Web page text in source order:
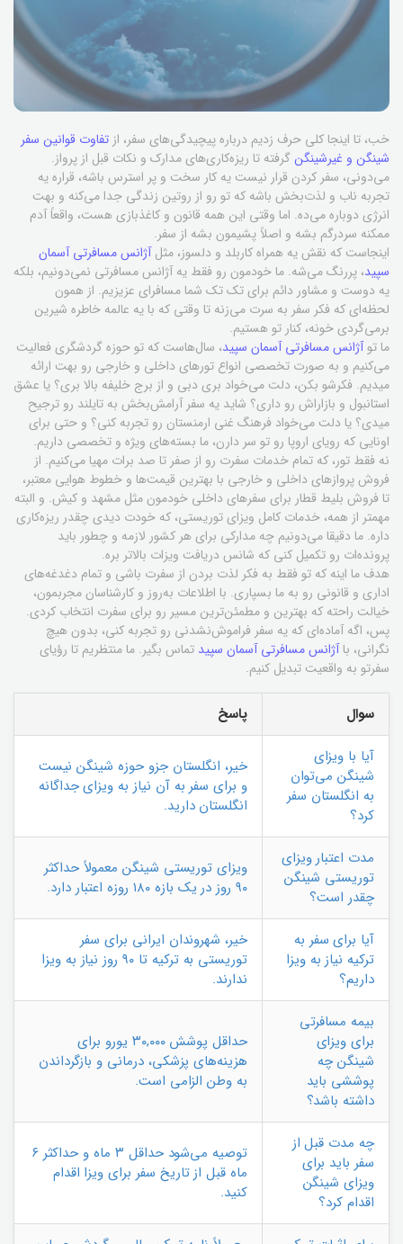
خب، تا اینجا کلی حرف زدیم درباره پیچیدگی‌های سفر، از تفاوت قوانین سفر
شینگن و غیرشینگن گرفته تا ریزه‌کاری‌های مدارک و نکات قبل از پرواز.
می‌دونی، سفر کردن قرار نیست یه کار سخت و پر استرس باشه، قراره یه
تجربه ناب و لذت‌بخش باشه که تو رو از روتین زندگی جدا می‌کنه و بهت
انرژی دوباره می‌ده. اما وقتی این همه قانون و کاغذبازی هست، واقعاً آدم
ممکنه سردرگم بشه و اصلاً پشیمون بشه از سفر.
اینجاست که نقش یه همراه کاربلد و دلسوز، مثلآژانس مسافرتی آسمان
سپید، پررنگ می‌شه. ما خودمون رو فقط یه آژانس مسافرتی نمی‌دونیم، بلکه
یه دوست و مشاور دائم برای تک تک شما مسافرای عزیزیم. از همون
لحظه‌ای که فکر سفر به سرت می‌زنه تا وقتی که با یه عالمه خاطره شیرین
برمی‌گردی خونه، کنار تو هستیم.
ما توآژانس مسافرتی آسمان سپید، سال‌هاست که تو حوزه گردشگری فعالیت
می‌کنیم و به صورت تخصصی انواع تورهای داخلی و خارجی رو بهت ارائه
میدیم. فکرشو بکن، دلت می‌خواد بری دبی و از برج خلیفه بالا بری؟ یا عشق
استانبول و بازاراش رو داری؟ شاید یه سفر آرامش‌بخش به تایلند رو ترجیح
میدی؟ یا دلت می‌خواد فرهنگ غنی ارمنستان رو تجربه کنی؟ و حتی برای
اونایی که رویای اروپا رو تو سر دارن، ما بسته‌های ویژه و تخصصی داریم.
نه فقط تور، که تمام خدمات سفرت رو از صفر تا صد برات مهیا می‌کنیم. از
فروش پروازهای داخلی و خارجی با بهترین قیمت‌ها و خطوط هوایی معتبر،
تا فروش بلیط قطار برای سفرهای داخلی خودمون مثل مشهد و کیش. و البته
مهمتر از همه، خدمات کامل ویزای توریستی، که خودت دیدی چقدر ریزه‌کاری
داره. ما دقیقا می‌دونیم چه مدارکی برای هر کشور لازمه و چطور باید
پرونده‌ات رو تکمیل کنی که شانس دریافت ویزات بالاتر بره.
هدف ما اینه که تو فقط به فکر لذت بردن از سفرت باشی و تمام دغدغه‌های
اداری و قانونی رو به ما بسپاری. با اطلاعات به‌روز و کارشناسان مجربمون،
خیالت راحته که بهترین و مطمئن‌ترین مسیر رو برای سفرت انتخاب کردی.
پس، اگه آماده‌ای که یه سفر فراموش‌نشدنی رو تجربه کنی، بدون هیچ
نگرانی، باآژانس مسافرتی آسمان سپید تماس بگیر. ما منتظریم تا رؤیای
سفرتو به واقعیت تبدیل کنیم.
سوال
پاسخ
آیا با ویزای
شینگن می‌توان
به انگلستان سفر
کرد؟
خیر، انگلستان جزو حوزه شینگن نیست
و برای سفر به آن نیاز به ویزای جداگانه
انگلستان دارید.
مدت اعتبار ویزای
توریستی شینگن
چقدر است؟
ویزای توریستی شینگن معمولاً حداکثر
۹۰ روز در یک بازه ۱۸۰ روزه اعتبار دارد.
آیا برای سفر به
ترکیه نیاز به ویزا
داریم؟
خیر، شهروندان ایرانی برای سفر
توریستی به ترکیه تا ۹۰ روز نیاز به ویزا
ندارند.
بیمه مسافرتی
برای ویزای
شینگن چه
پوششی باید
داشته باشد؟
حداقل پوشش ۳۰,۰۰۰ یورو برای
هزینه‌های پزشکی، درمانی و بازگرداندن
به وطن الزامی است.
چه مدت قبل از
سفر باید برای
ویزای شینگن
اقدام کرد؟
توصیه می‌شود حداقل ۳ ماه و حداکثر ۶
ماه قبل از تاریخ سفر برای ویزا اقدام
کنید.